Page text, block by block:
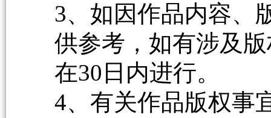
3、如因作品内容、
供参考，如有涉及
在30日内进行。
4、有关作品版权事